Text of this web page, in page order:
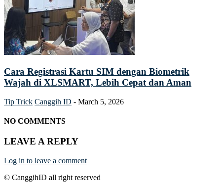
Cara Registrasi Kartu SIM dengan Biometrik
Wajah di XLSMART, Lebih Cepat dan Aman
Tip Trick Canggih ID - March 5, 2026
NO COMMENTS
LEAVE A REPLY
Log in to leave a comment
© CanggihID all right reserved